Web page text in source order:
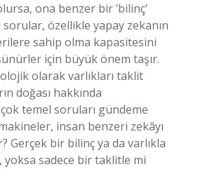
ona benzer bir ‘bilinç’
özellikle yapay zekanın
sahip olma kapasitesini
için büyük önem taşır.
olarak varlıkları taklit
doğası hakkında
temel soruları gündeme
insan benzeri zekâyı
Gerçek bir bilinç ya da varlıkla
yoksa sadece bir taklitle mi